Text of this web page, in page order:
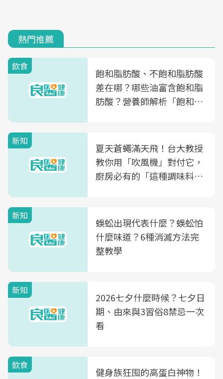
熱門推薦
飲食
飽和脂肪酸、不飽和脂肪酸
差在哪？哪些油富含飽和脂
肪酸？營養師解析「飽和脂
新知
夏天蒼蠅滿天飛！台大教授
教你用「吹風機」對付它，
廚房必有的「這種調味料」
新知
蜈蚣出現代表什麼？蜈蚣怕
什麼味道？6種消滅方法完
整教學
新知
2026七夕什麼時候？七夕日
期、由來與3習俗8禁忌一次
看
飲食
健身族狂囤的高蛋白神物！